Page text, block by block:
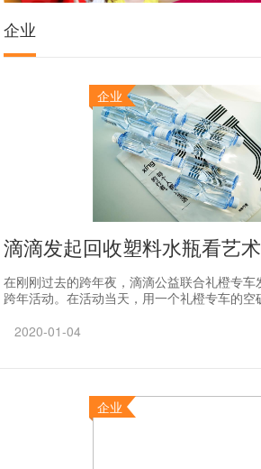
企业
企业
滴滴发起回收塑料水瓶看艺
在刚刚过去的跨年夜，滴滴公益联合礼橙专车
跨年活动。在活动当天，用一个礼橙专车的空
2020-01-04
企业